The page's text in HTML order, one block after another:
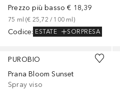
Prezzo più basso € 18,39
75 ml (€ 25,72 / 100 ml)
Codice: ESTATE SORPRESA
PUROBIO
Prana Bloom Sunset
Spray viso